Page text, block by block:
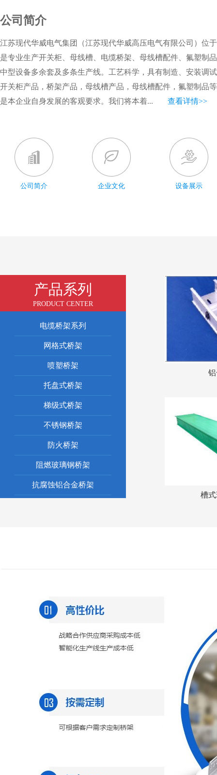
公司简介
江苏现代华威电气集团（江苏现代华威高压电气有限公司）
是专业生产开关柜、母线槽、电缆桥架、母线槽配件、氟塑制
中型设备多余套及多条生产线。工艺科学，具有制造、安装调
开关柜产品，桥架产品，母线槽产品，母线槽配件，氟塑制品
是本企业自身发展的客观要求。我们将本着...
查看详情>>
公司简介 企业文化 设备展示
槽
产品系列
PRODUCT CENTER
电缆桥架系列
网格式桥架
喷塑桥架
托盘式桥架
梯级式桥架
不锈钢桥架
防火桥架
阻燃玻璃钢桥架
抗腐蚀铝合金桥架